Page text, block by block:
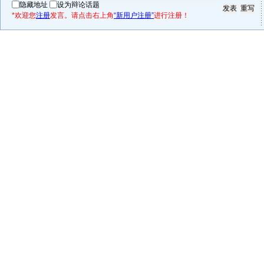
隐藏地址
设为辩论话题
*欢迎您注册发言。请点击右上角“新用户注册”进行注册！